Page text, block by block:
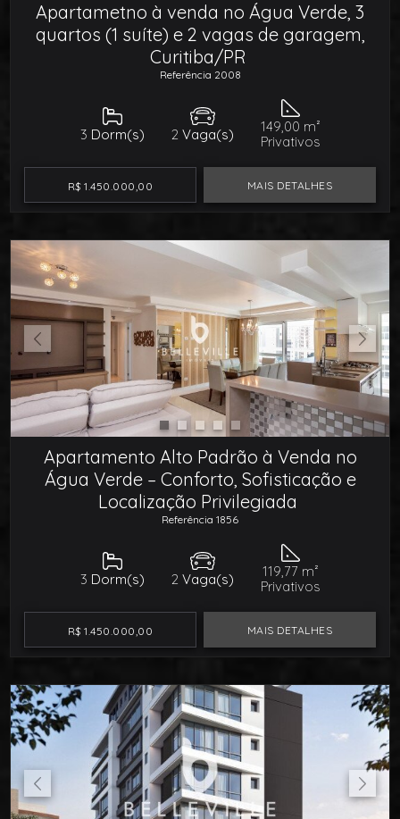
Apartametno à venda no Água Verde, 3
quartos (1 suíte) e 2 vagas de garagem,
Curitiba/PR
Referência 2008
3 Dorm(s) 2 Vaga(s)
149,00 m²
Privativos
R$ 1.450.000,00 MAIS DETALHES
Apartamento Alto Padrão à Venda no
Água Verde – Conforto, Sofisticação e
Localização Privilegiada
Referência 1856
3 Dorm(s) 2 Vaga(s)
119,77 m²
Privativos
R$ 1.450.000,00 MAIS DETALHES